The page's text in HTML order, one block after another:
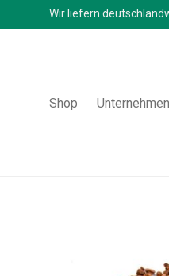
Wir liefern
Shop Unternehmen